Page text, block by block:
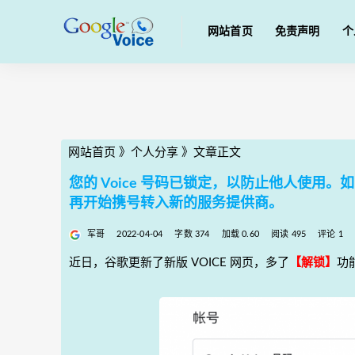
网站首页 免责声明
网站首页 》 个人分享 》 文章正文
您的 Voice 号码已锁定，以防止他人使用。
再开始携号转入新的服务提供商。
军哥 2022-04-04 字数 374 加载 0.60 阅读 495 评论 1
近日，谷歌更新了新版 VOICE 网页，多了 【解锁】 功